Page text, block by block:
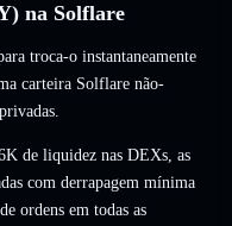
na Solflare
troca-o instantaneamente
carteira Solflare não-
de liquidez nas DEXs, as
com derrapagem mínima
ordens em todas as